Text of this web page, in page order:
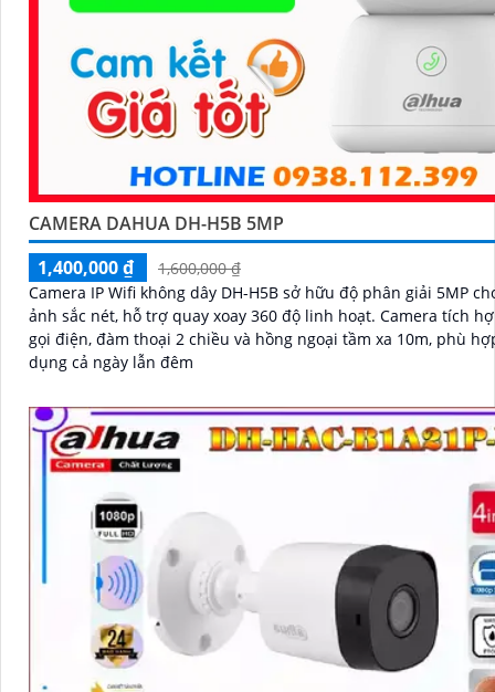
CAMERA DAHUA DH-H5B 5MP
1,400,000 ₫
1,600,000 ₫
Camera IP Wifi không dây DH-H5B sở hữu độ phân giải 5MP
ảnh sắc nét, hỗ trợ quay xoay 360 độ linh hoạt. Camera tích hợp nút
gọi điện, đàm thoại 2 chiều và hồng ngoại tầm xa 10m, phù
dụng cả ngày lẫn đêm